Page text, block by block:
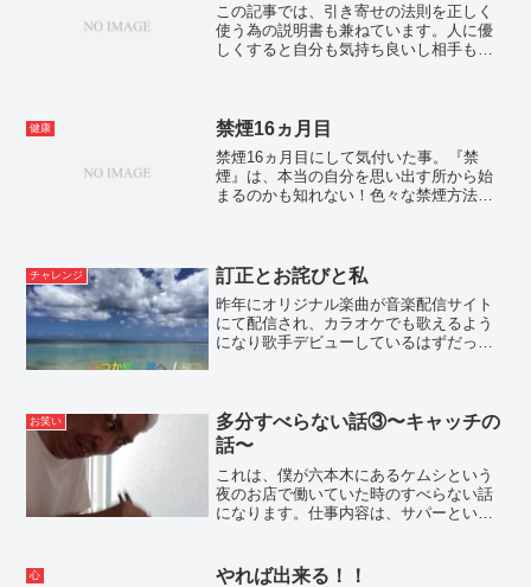
この記事では、引き寄せの法則を正しく
使う為の説明書も兼ねています。人に優
しくすると自分も気持ち良いし相手も嬉
和にしかならないと思います。
健康 禁煙16ヵ月目
禁煙16ヵ月目にして気付いた事。『禁
煙』は、本当の自分を思い出す所から始
まるのかも知れない！色々な禁煙方法が
チャレンジ 訂正とお詫びと私
昨年にオリジナル楽曲が音楽配信サイト
にて配信され、カラオケでも歌えるよう
になり歌手デビューしているはずだった
や！という気持ちです。笑
お笑い
多分すべらない話③〜キャッチの
話〜
これは、僕が六本木にあるケムシという
夜のお店で働いていた時のすべらない話
になります。仕事内容は、サパーといっ
を含んだ接客業って感じです。
心 やれば出来る！！